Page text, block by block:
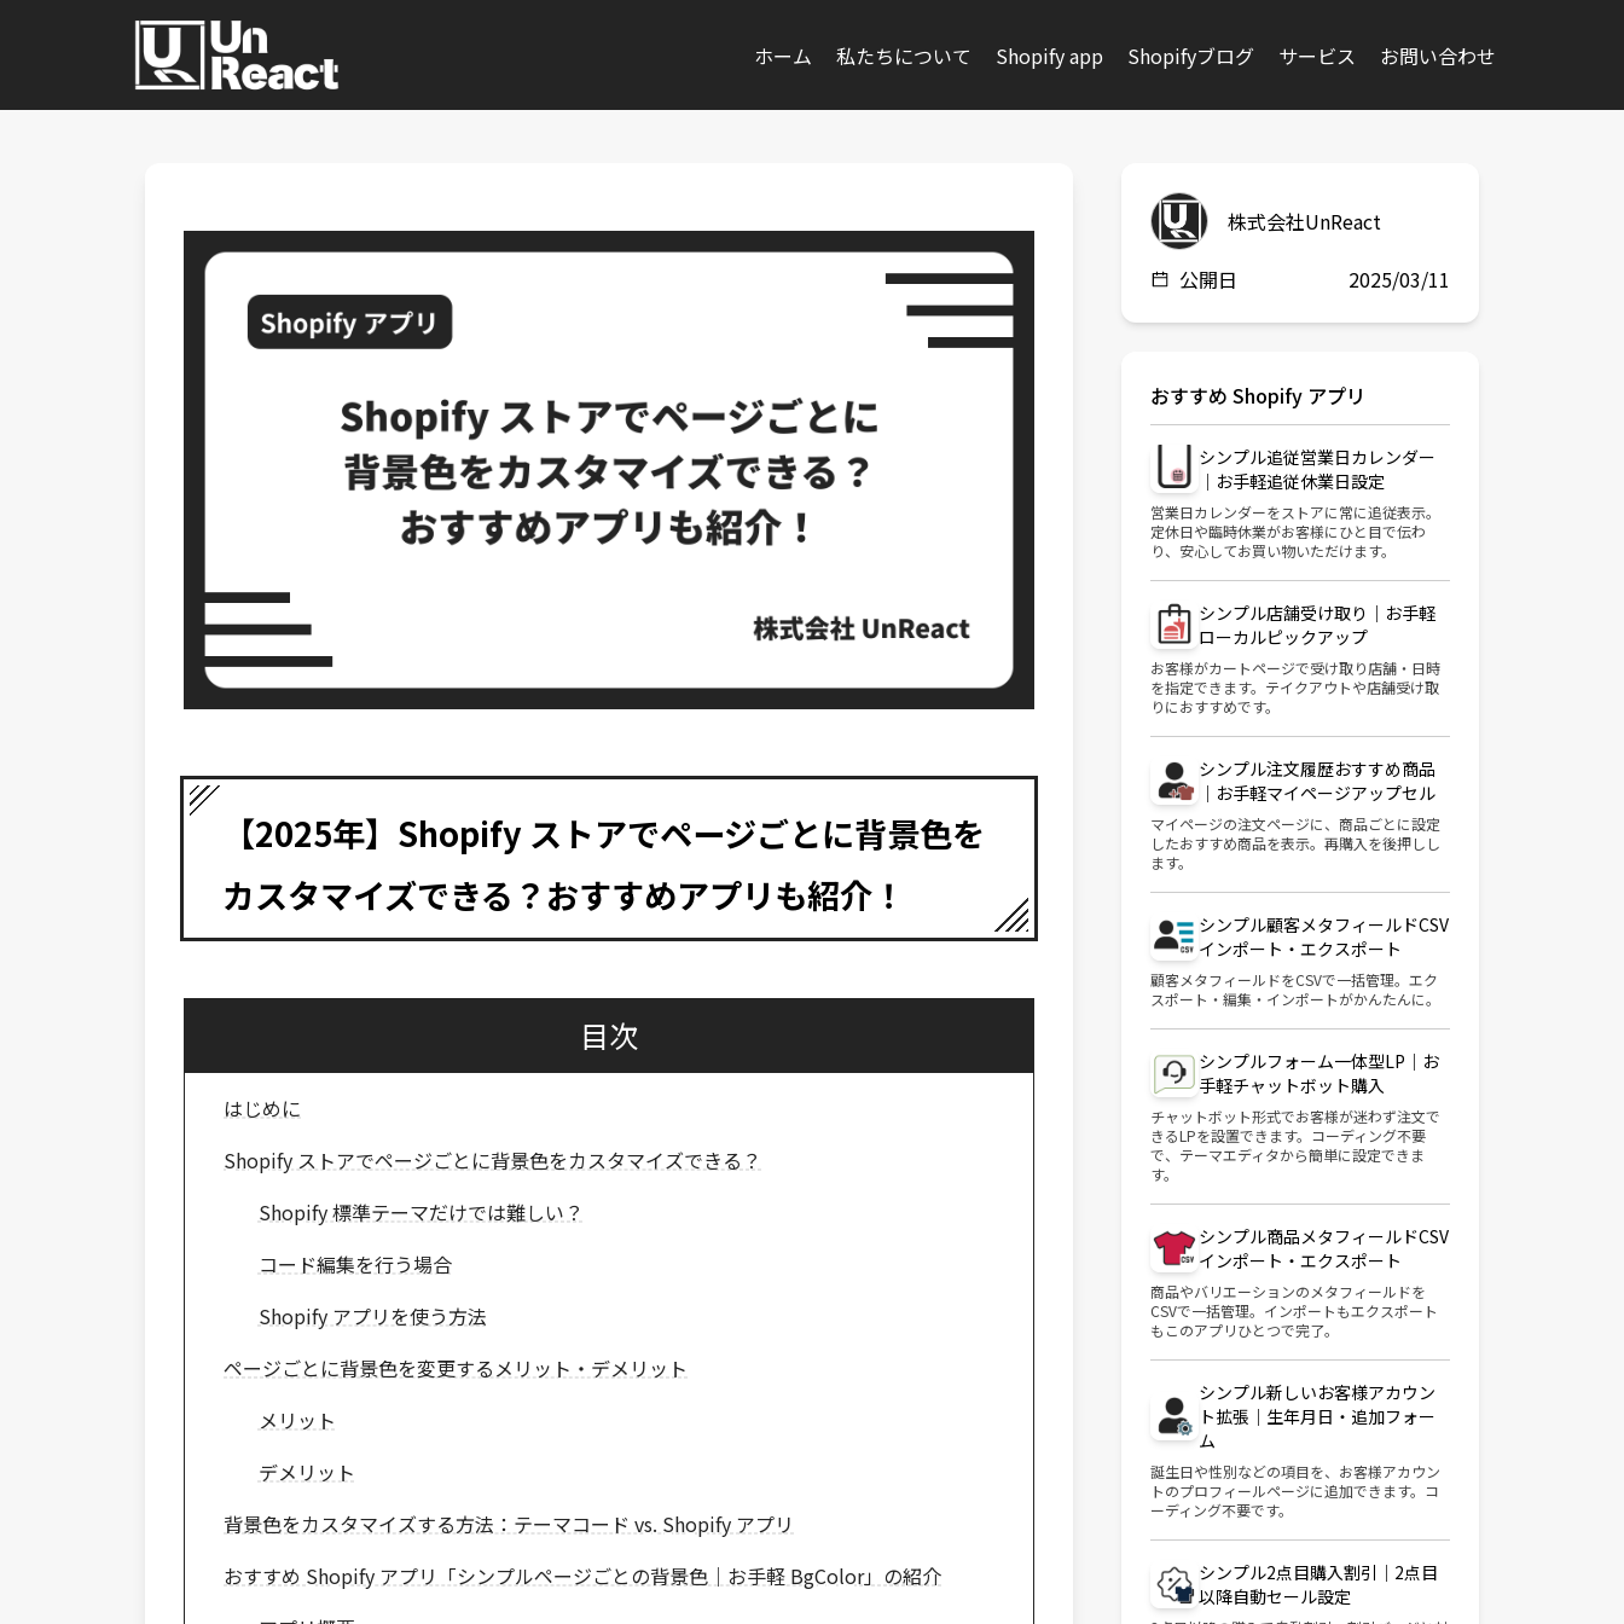
ホーム 私たちについて Shopify app Shopifyブログ サービス お問い合わせ
【2025年】Shopify ストアでページごとに背景色を
カスタマイズできる？おすすめアプリも紹介！
目次
はじめに
Shopify ストアでページごとに背景色をカスタマイズできる？
Shopify 標準テーマだけでは難しい？
コード編集を行う場合
Shopify アプリを使う方法
ページごとに背景色を変更するメリット・デメリット
メリット
デメリット
背景色をカスタマイズする方法：テーマコード vs. Shopify アプリ
おすすめ Shopify アプリ「シンプルページごとの背景色｜お手軽 BgColor」の紹介
株式会社UnReact
公開日
2025/03/11
おすすめ Shopify アプリ
シンプル追従営業日カレンダー
｜お手軽追従休業日設定
営業日カレンダーをストアに常に追従表示。
定休日や臨時休業がお客様にひと目で伝わ
り、安心してお買い物いただけます。
シンプル店舗受け取り｜お手軽
ローカルピックアップ
お客様がカートページで受け取り店舗・日時
を指定できます。テイクアウトや店舗受け取
りにおすすめです。
シンプル注文履歴おすすめ商品
｜お手軽マイページアップセル
マイページの注文ページに、商品ごとに設定
したおすすめ商品を表示。再購入を後押しし
ます。
シンプル顧客メタフィールドCSV
インポート・エクスポート
顧客メタフィールドをCSVで一括管理。エク
スポート・編集・インポートがかんたんに。
シンプルフォーム一体型LP｜お
手軽チャットボット購入
チャットボット形式でお客様が迷わず注文で
きるLPを設置できます。コーディング不要
で、テーマエディタから簡単に設定できま
す。
シンプル商品メタフィールドCSV
インポート・エクスポート
商品やバリエーションのメタフィールドを
CSVで一括管理。インポートもエクスポート
もこのアプリひとつで完了。
シンプル新しいお客様アカウン
ト拡張｜生年月日・追加フォー
ム
誕生日や性別などの項目を、お客様アカウン
トのプロフィールページに追加できます。コ
ーディング不要です。
シンプル2点目購入割引｜2点目
以降自動セール設定